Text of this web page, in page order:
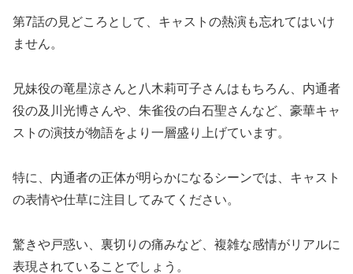
第7話の見どころとして、キャストの熱演も忘れてはいけ
ません。
兄妹役の竜星涼さんと八木莉可子さんはもちろん、内通者
役の及川光博さんや、朱雀役の白石聖さんなど、豪華キャ
ストの演技が物語をより一層盛り上げています。
特に、内通者の正体が明らかになるシーンでは、キャスト
の表情や仕草に注目してみてください。
驚きや戸惑い、裏切りの痛みなど、複雑な感情がリアルに
表現されていることでしょう。